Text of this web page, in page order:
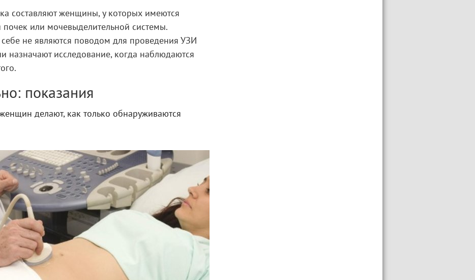
составляют женщины, у которых имеются
почек или мочевыделительной системы.
не являются поводом для проведения УЗИ
назначают исследование, когда наблюдаются
показания
делают, как только обнаруживаются